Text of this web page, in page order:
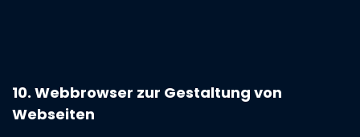
10. Webbrowser zur Gestaltung von
Webseiten